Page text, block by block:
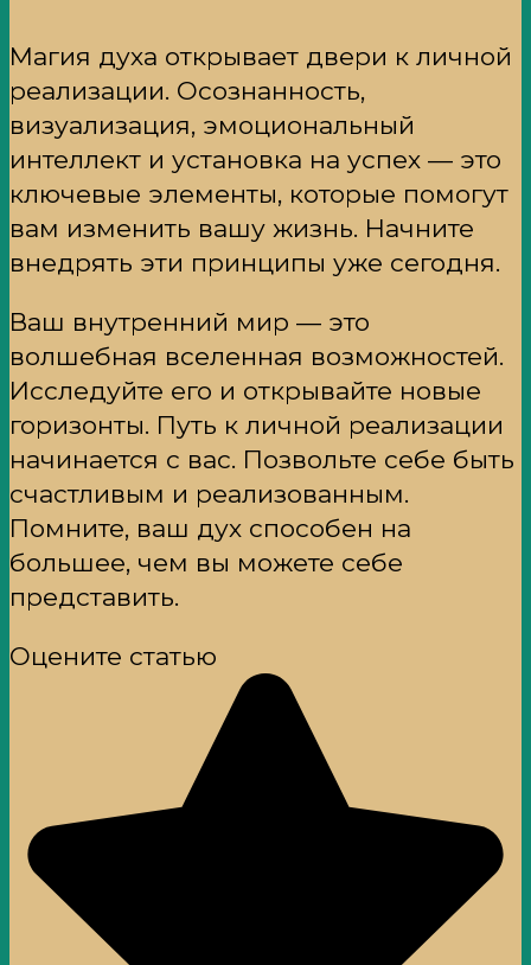
Магия духа открывает двери к личной
реализации. Осознанность,
визуализация, эмоциональный
интеллект и установка на успех — это
ключевые элементы, которые помогут
вам изменить вашу жизнь. Начните
внедрять эти принципы уже сегодня.
Ваш внутренний мир — это
волшебная вселенная возможностей.
Исследуйте его и открывайте новые
горизонты. Путь к личной реализации
начинается с вас. Позвольте себе быть
счастливым и реализованным.
Помните, ваш дух способен на
большее, чем вы можете себе
представить.
Оцените статью